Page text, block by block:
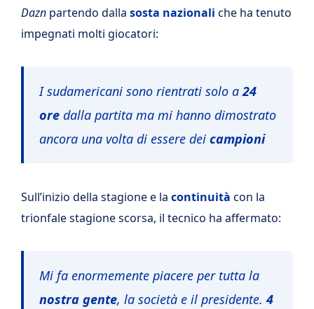
Dazn partendo dalla sosta nazionali che ha tenuto
impegnati molti giocatori:
I sudamericani sono rientrati solo a24
ore dalla partita ma mi hanno dimostrato
ancora una volta di essere dei campioni
Sull’inizio della stagione e la continuità con la
trionfale stagione scorsa, il tecnico ha affermato:
Mi fa enormemente piacere per tutta la
nostra gente, la società e il presidente. 4